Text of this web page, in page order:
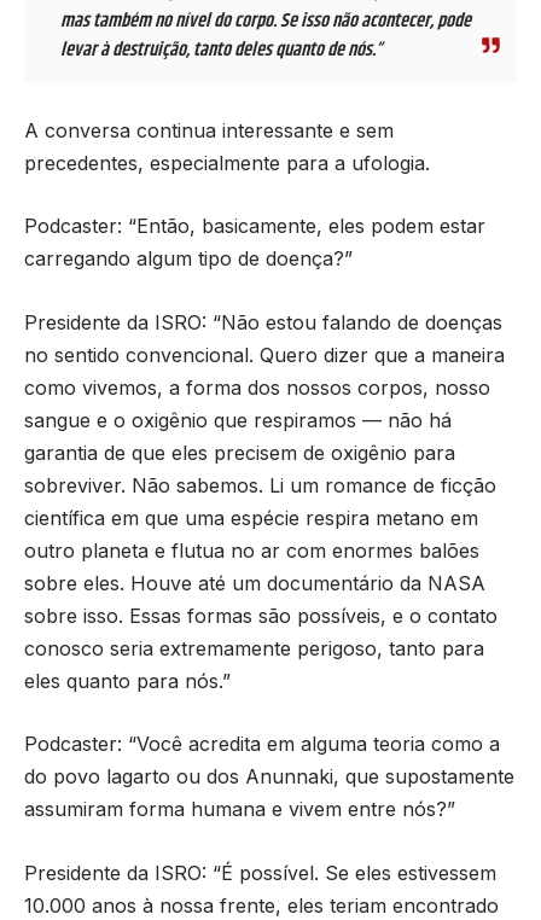
mas também no nível do corpo. Se isso não acontecer, pode
levar à destruição, tanto deles quanto de nós.”
A conversa continua interessante e sem
precedentes, especialmente para a ufologia.
Podcaster: “Então, basicamente, eles podem estar
carregando algum tipo de doença?”
Presidente da ISRO: “Não estou falando de doenças
no sentido convencional. Quero dizer que a maneira
como vivemos, a forma dos nossos corpos, nosso
sangue e o oxigênio que respiramos — não há
garantia de que eles precisem de oxigênio para
sobreviver. Não sabemos. Li um romance de ficção
científica em que uma espécie respira metano em
outro planeta e flutua no ar com enormes balões
sobre eles. Houve até um documentário da NASA
sobre isso. Essas formas são possíveis, e o contato
conosco seria extremamente perigoso, tanto para
eles quanto para nós.”
Podcaster: “Você acredita em alguma teoria como a
do povo lagarto ou dos Anunnaki, que supostamente
assumiram forma humana e vivem entre nós?”
Presidente da ISRO: “É possível. Se eles estivessem
10.000 anos à nossa frente, eles teriam encontrado